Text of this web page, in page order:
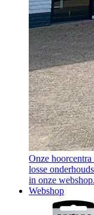
Onze
losse
in onze webshop.
Webshop